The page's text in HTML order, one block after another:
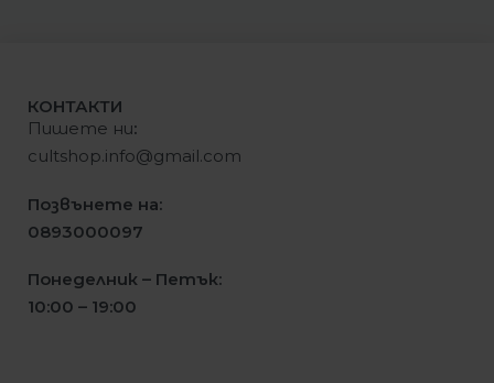
КОНТАКТИ
Пишете ни:
cultshop.info@gmail.com
Позвънете на:
0893000097
Понеделник – Петък:
10:00 – 19:00